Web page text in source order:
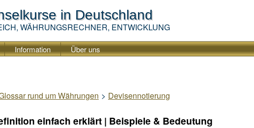
in Deutschland
WÄHRUNGSRECHNER, ENTWICKLUNG
Information Über uns
rund um Währungen > Devisennotierung
einfach erklärt | Beispiele & Bedeutung